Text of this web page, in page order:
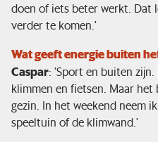
doen of iets beter werkt. Dat
verder te komen.'
Wat geeft energie buiten
Caspar: 'Sport en buiten
klimmen en fietsen. Maar
gezin. In het weekend neem
speeltuin of de klimwand.'